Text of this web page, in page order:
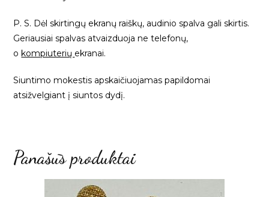
P. S. Dėl skirtingų ekranų raiškų, audinio spalva gali skirtis.
Geriausiai spalvas atvaizduoja ne telefonų,
okompiuterių ekranai.
Siuntimo mokestis apskaičiuojamas papildomai
atsižvelgiant į siuntos dydį.
Panašūs produktai